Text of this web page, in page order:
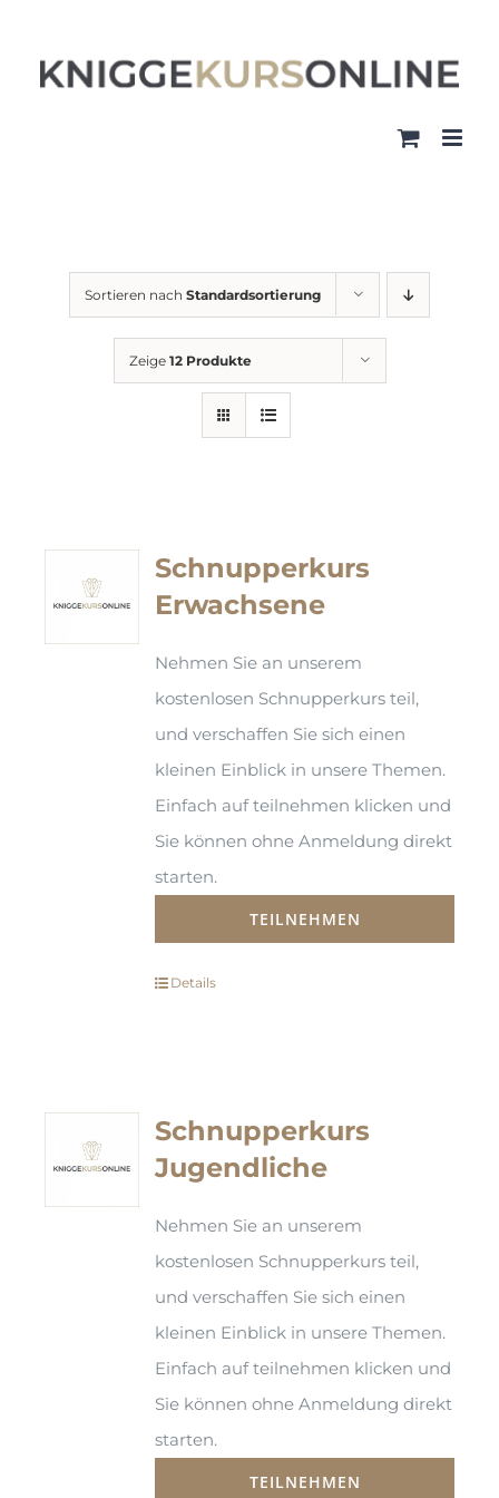
springen
Sortieren nach Standardsortierung
Zeige 12 Produkte
Schnupperkurs
Erwachsene
Nehmen Sie an unserem
kostenlosen Schnupperkurs teil,
und verschaffen Sie sich einen
kleinen Einblick in unsere Themen.
Einfach auf teilnehmen klicken und
Sie können ohne Anmeldung direkt
starten.
TEILNEHMEN
Details
Schnupperkurs
Jugendliche
Nehmen Sie an unserem
kostenlosen Schnupperkurs teil,
und verschaffen Sie sich einen
kleinen Einblick in unsere Themen.
Einfach auf teilnehmen klicken und
Sie können ohne Anmeldung direkt
starten.
TEILNEHMEN